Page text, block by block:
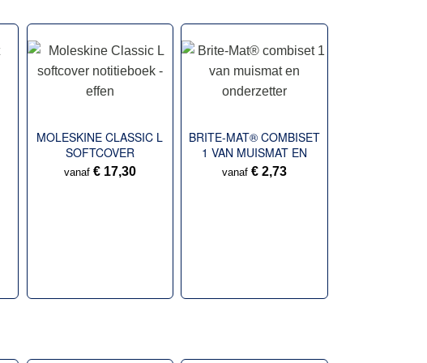
MOLESKINE CLASSIC L
SOFTCOVER
NOTITIEBOEK - EFFEN
vanaf € 17,30
BRITE-MAT® COMBISET
1 VAN MUISMAT EN
ONDERZETTER
vanaf€ 2,73